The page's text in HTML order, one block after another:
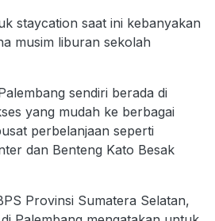
staycation saat ini kebanyakan
musim liburan sekolah
sendiri berada di
yang mudah ke berbagai
perbelanjaan seperti
dan Benteng Kato Besak
Provinsi Sumatera Selatan,